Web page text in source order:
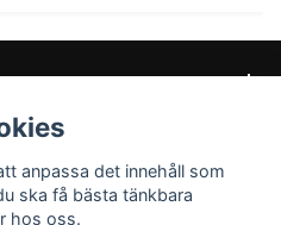
anpassa det innehåll som
ska få bästa tänkbara
hos oss.